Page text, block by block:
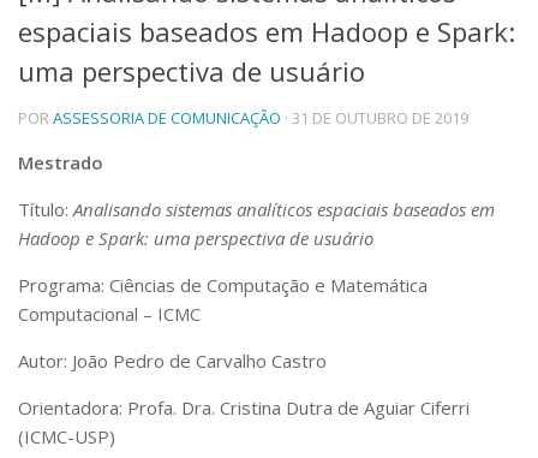
Telefones e Mapas
Pessoas
Ensino
Graduação
Educação a distância
Pesquisa e Inovação
Centros, Núcleos e Projetos em Rede
Pós-doutorado
Transferência de Tecnologia
Extensão à Comunidade
espaciais baseados em Hadoop e Spark:
uma perspectiva de usuário
PORASSESSORIA DE COMUNICAÇÃO · 31 DE OUTUBRO DE 2019
Mestrado
Título: Analisando sistemas analíticos espaciais baseados em
Hadoop e Spark: uma perspectiva de usuário
Programa: Ciências de Computação e Matemática
Computacional – ICMC
Autor: João Pedro de Carvalho Castro
Orientadora: Profa. Dra. Cristina Dutra de Aguiar Ciferri
(ICMC-USP)